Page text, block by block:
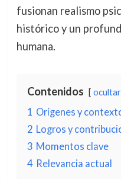
fusionan realismo
histórico y un
humana.
Contenidos ocultar
1 Orígenes y
2 Logros y
3 Momentos clave
4 Relevancia actual